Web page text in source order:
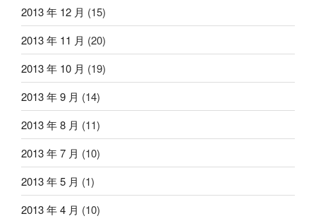
2013 年 12 月 (15)
2013 年 11 月 (20)
2013 年 10 月 (19)
2013 年 9 月 (14)
2013 年 8 月 (11)
2013 年 7 月 (10)
2013 年 5 月 (1)
2013 年 4 月 (10)